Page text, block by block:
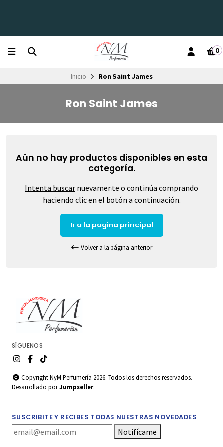
0
Inicio Ron Saint James
Ron Saint James
Aún no hay productos disponibles en esta
categoría.
Intenta buscar nuevamente o continúa comprando
haciendo clic en el botón a continuación.
Ir a la pagina principal
Volver a la página anterior
SÍGUENOS
Copyright NyM Perfumería 2026. Todos los derechos reservados.
Desarrollado porJumpseller.
SUSCRIBITE Y RECIBES TODAS NUESTRAS NOVEDADES
Notifícame